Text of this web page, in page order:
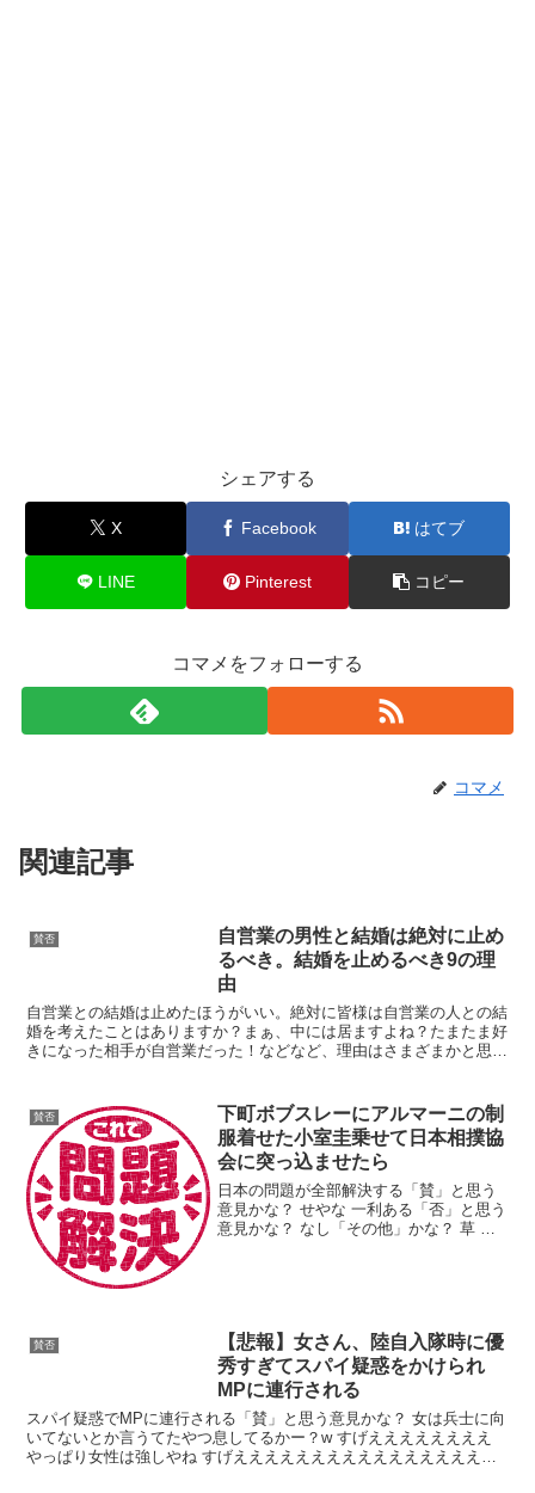
シェアする
X Facebook はてブ
LINE Pinterest コピー
コマメをフォローする
コマメ
関連記事
賛否
自営業の男性と結婚は絶対に止め
るべき。結婚を止めるべき9の理
由
自営業との結婚は止めたほうがいい。絶対に皆様は自営業の人との結
婚を考えたことはありますか？まぁ、中には居ますよね？たまたま好
きになった相手が自営業だった！などなど、理由はさまざまかと思い
賛否
下町ボブスレーにアルマーニの制
服着せた小室圭乗せて日本相撲協
会に突っ込ませたら
日本の問題が全部解決する「賛」と思う
意見かな？ せやな 一利ある「否」と思う
意見かな？ なし「その他」かな？ 草 下
賛否
【悲報】女さん、陸自入隊時に優
秀すぎてスパイ疑惑をかけられ
MPに連行される
スパイ疑惑でMPに連行される「賛」と思う意見かな？ 女は兵士に向
いてないとか言うてたやつ息してるかー？w すげええええええええ
やっぱり女性は強しやね すげえええええええええええええええええ